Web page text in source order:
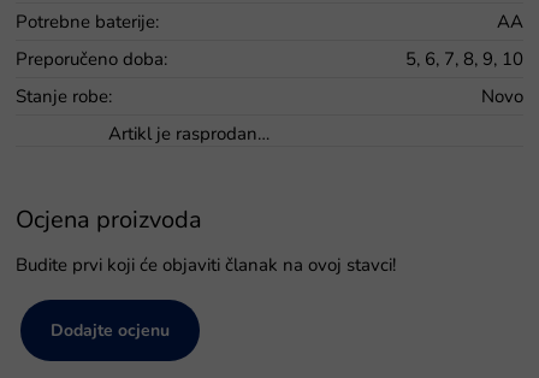
Potrebne baterije:
AA
Preporučeno doba:
5, 6, 7, 8, 9, 10
Stanje robe:
Novo
Artikl je rasprodan…
Ocjena proizvoda
Budite prvi koji će objaviti članak na ovoj stavci!
Dodajte ocjenu